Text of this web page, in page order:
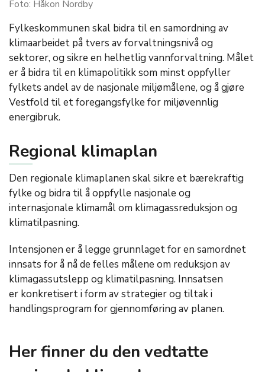
Foto: Håkon Nordby
Fylkeskommunen skal bidra til en samordning av
klimaarbeidet på tvers av forvaltningsnivå og
sektorer, og sikre en helhetlig vannforvaltning. Målet
er å bidra til en klimapolitikk som minst oppfyller
fylkets andel av de nasjonale miljømålene, og å gjøre
Vestfold til et foregangsfylke for miljøvennlig
energibruk.
Regional klimaplan
Den regionale klimaplanen skal sikre et bærekraftig
fylke og bidra til å oppfylle nasjonale og
internasjonale klimamål om klimagassreduksjon og
klimatilpasning.
Intensjonen er å legge grunnlaget for en samordnet
innsats for å nå de felles målene om reduksjon av
klimagassutslepp og klimatilpasning. Innsatsen
er konkretisert i form av strategier og tiltak i
handlingsprogram for gjennomføring av planen.
Her finner du den vedtatte